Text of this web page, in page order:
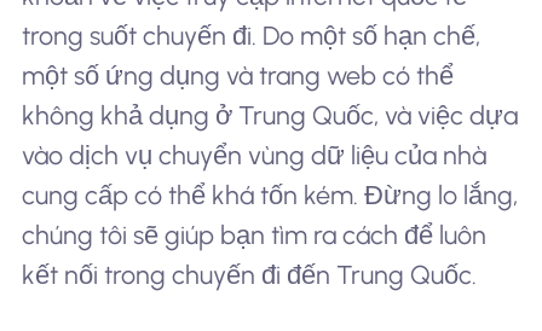
trong suốt chuyến đi. Do một số hạn chế,
một số ứng dụng và trang web có thể
không khả dụng ở Trung Quốc, và việc dựa
vào dịch vụ chuyển vùng dữ liệu của nhà
cung cấp có thể khá tốn kém. Đừng lo lắng,
chúng tôi sẽ giúp bạn tìm ra cách để luôn
kết nối trong chuyến đi đến Trung Quốc.